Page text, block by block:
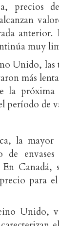
precios
anterior.
muy
Unido, las
más
la próxima
período de
la mayor
de
Canadá,
para
Unido,